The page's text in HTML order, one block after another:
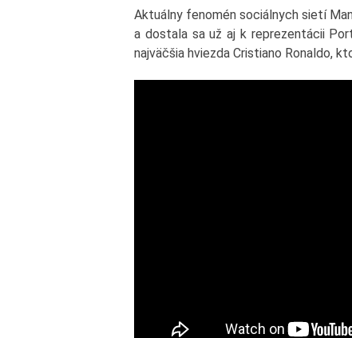
Aktuálny fenomén sociálnych sietí
a dostala sa už aj k reprezentácii
najväčšia hviezda Cristiano Ronaldo,